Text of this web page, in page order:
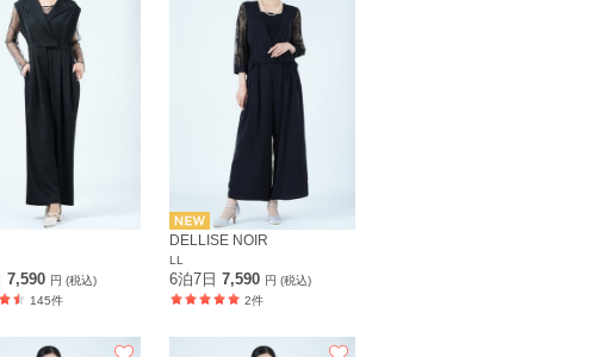
7,590 円 (税込)
145件
DELLISE NOIR
LL
6泊7日 7,590 円 (税込)
2件